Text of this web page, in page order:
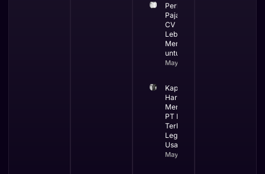
Perbandingan
Pajak PT dan
CV Mana yang
Lebih
Menguntungkan
untuk Bisnis
May 13, 2026
Kapan Bisnis
Harus
Menggunakan
PT Ini Waktu
Terbaik
Legalitas
Usaha
May 12, 2026